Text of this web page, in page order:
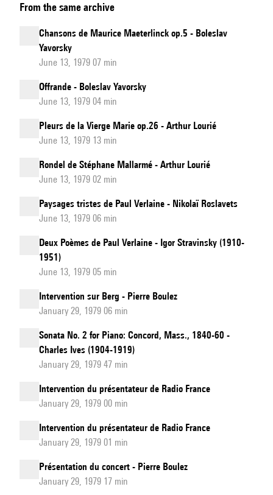
From the same archive
Chansons de Maurice Maeterlinck op.5 - Boleslav
Yavorsky
June 13, 1979 07 min
Offrande - Boleslav Yavorsky
June 13, 1979 04 min
Pleurs de la Vierge Marie op.26 - Arthur Lourié
June 13, 1979 13 min
Rondel de Stéphane Mallarmé - Arthur Lourié
June 13, 1979 02 min
Paysages tristes de Paul Verlaine - Nikolaï Roslavets
June 13, 1979 06 min
Deux Poèmes de Paul Verlaine - Igor Stravinsky (1910-
1951)
June 13, 1979 05 min
Intervention sur Berg - Pierre Boulez
January 29, 1979 06 min
Sonata No. 2 for Piano: Concord, Mass., 1840-60 -
Charles Ives (1904-1919)
January 29, 1979 47 min
Intervention du présentateur de Radio France
January 29, 1979 00 min
Intervention du présentateur de Radio France
January 29, 1979 01 min
Présentation du concert - Pierre Boulez
January 29, 1979 17 min